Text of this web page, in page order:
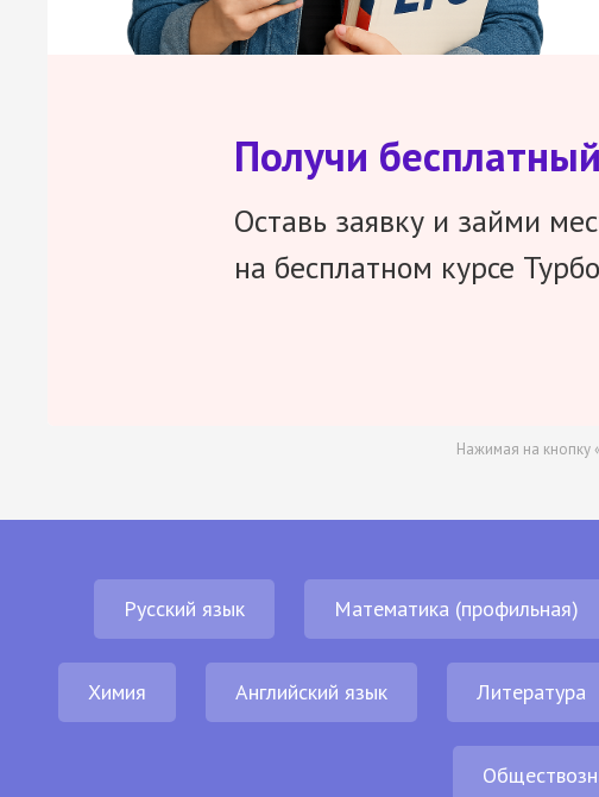
Получи
Оставь заявку и займи
на бесплатном курсе
Нажимая на кнопку
Русский язык Математика (профильная)
Химия Английский язык Литература